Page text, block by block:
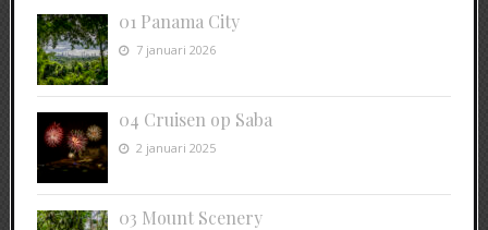
01 Panama City
7 januari 2026
04 Cruisen op Saba
2 januari 2025
03 Mount Scenery